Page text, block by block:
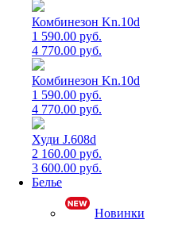
Комбинезон Kn.10d
1 590.00 руб.
4 770.00 руб.
Комбинезон Kn.10d
1 590.00 руб.
4 770.00 руб.
Худи J.608d
2 160.00 руб.
3 600.00 руб.
Белье
Новинки